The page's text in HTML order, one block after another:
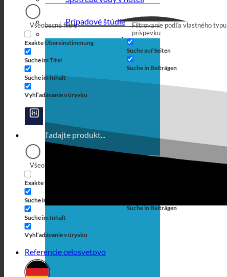
Všeobecné filtre
Exakte Übereinstimmung
Suche im Titel
Suche im Inhalt
Vyhľadávanie v úryvku
Filtrovanie podľa vlastného typu
príspevku
Suche auf Seiten
Suche in Beiträgen
Všeobecné filtre
Exakte Übereinstimmung
Suche im Titel
Suche im Inhalt
Vyhľadávanie v úryvku
Filtrovanie podľa vlastného typu
Suche in Beiträgen
Referencie celosvetovo
Prípadové štúdie